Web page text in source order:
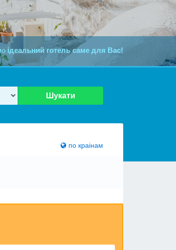
ідеальний готель саме для Вас!
Шукати
по краiнам